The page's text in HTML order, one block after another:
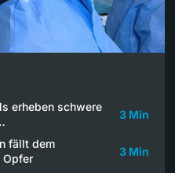
erheben schwere
3 Min
fällt dem
Opfer
3 Min